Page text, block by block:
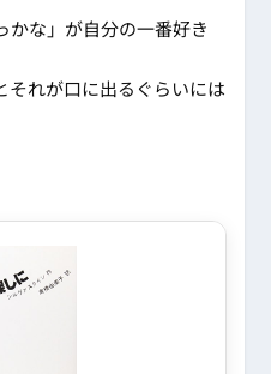
かな」が自分の一番好き
それが口に出るぐらいには